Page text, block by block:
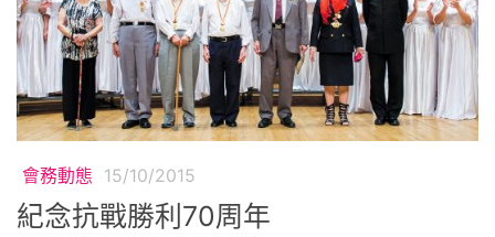
會務動態 15/10/2015
紀念抗戰勝利70周年